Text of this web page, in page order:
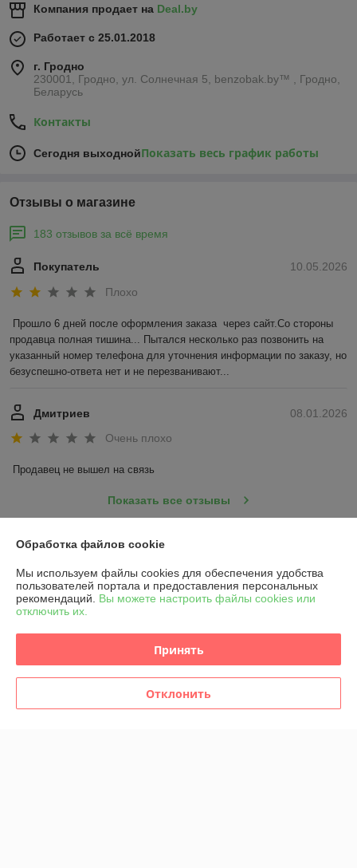
Компания продает на Deal.by
Работает с 25.01.2018
г. Гродно
230001, Гродно, ул. Солнечная 5, benzobak.by™ , Гродно,
Беларусь
Контакты
Сегодня выходнойПоказать весь график работы
Отзывы о магазине
183 отзывов за всё время
10.05.2026
Покупатель
Плохо
Прошло 6 дней после оформления заказа  через сайт.Со стороны
продавца полная тишина... Пытался несколько раз позвонить на
указанный номер телефона для уточнения информации по заказу, но
безуспешно-ответа нет и не перезванивают...
08.01.2026
Дмитриев
Очень плохо
Продавец не вышел на связь
Показать все отзывы
О нас
Контакты
График работы
Обработка файлов cookie
Мы используем файлы cookies для обеспечения удобства
пользователей портала и предоставления персональных
рекомендаций. Вы можете настроить файлы cookies или
отключить их.
Принять
Отклонить